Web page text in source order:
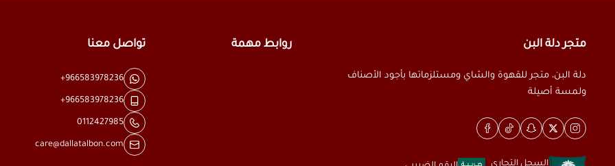
متجر دلة البن
دلة البن، متجر للقهوة والشاي ومستلزماتها بأجود الأصناف
ولمسة أصيلة
روابط مهمة تواصل معنا
+966583978236
+966583978236
0112427985
care@dallatalbon.com